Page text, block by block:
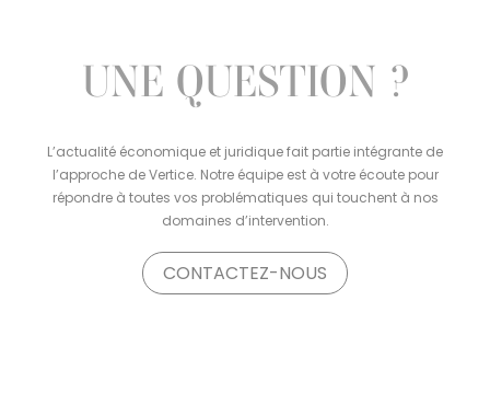
UNE QUESTION ?
L’actualité économique et juridique fait partie intégrante de
l’approche de Vertice. Notre équipe est à votre écoute pour
répondre à toutes vos problématiques qui touchent à nos
domaines d’intervention.
CONTACTEZ-NOUS